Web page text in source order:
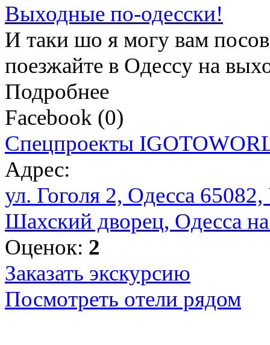
Выходные по-одесски!
И таки шо я могу вам
поезжайте в Одессу на
Подробнее
Facebook (0)
Спецпроекты
Адрес:
ул. Гоголя 2, Одесса
Шахский дворец, Одесса на
Оценок: 2
Заказать экскурсию
Посмотреть отели рядом